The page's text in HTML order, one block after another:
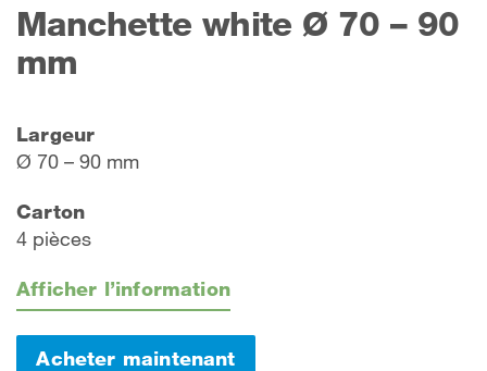
Manchette white Ø 70 – 90
mm
Largeur
Ø 70 – 90 mm
Carton
4 pièces
Afficher l’information
Acheter maintenant